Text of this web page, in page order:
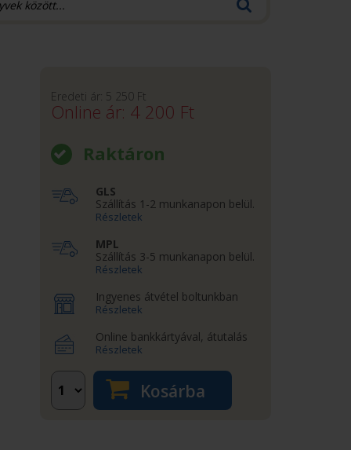
Eredeti ár: 5 250Ft
Online ár: 4 200 Ft
Raktáron
GLS
Szállítás 1-2 munkanapon belül.
Részletek
MPL
Szállítás 3-5 munkanapon belül.
Részletek
Ingyenes átvétel boltunkban
Részletek
Online bankkártyával, átutalás
Részletek
Kosárba